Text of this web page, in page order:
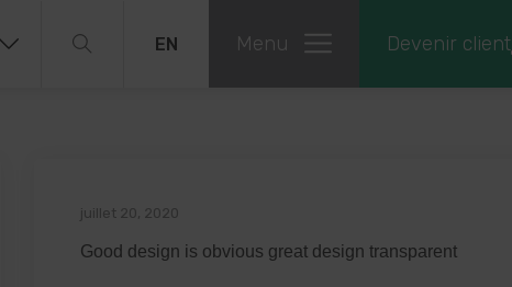
EN Menu Devenir client
juillet 20, 2020
Good design is obvious great design transparent